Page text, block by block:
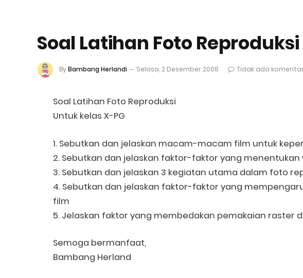
Soal Latihan Foto Reproduksi
ByBambang Herlandi Selasa, 2 Desember 2008 Tidak ada
Soal Latihan Foto Reproduksi
Untuk kelas X-PG
1. Sebutkan dan jelaskan macam-macam film untuk
2. Sebutkan dan jelaskan faktor-faktor yang
3. Sebutkan dan jelaskan 3 kegiatan utama dalam foto
4. Sebutkan dan jelaskan faktor-faktor yang
film
5. Jelaskan faktor yang membedakan pemakaian raster
Semoga bermanfaat,
Bambang Herland